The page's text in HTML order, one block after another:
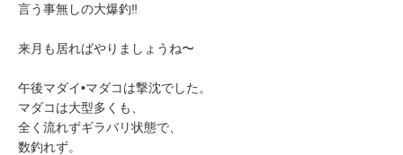
言う事無しの大爆釣‼️
来月も居ればやりましょうね〜
午後マダイ•マダコは撃沈でした。
マダコは大型多くも、
全く流れずギラバリ状態で、
数釣れず。